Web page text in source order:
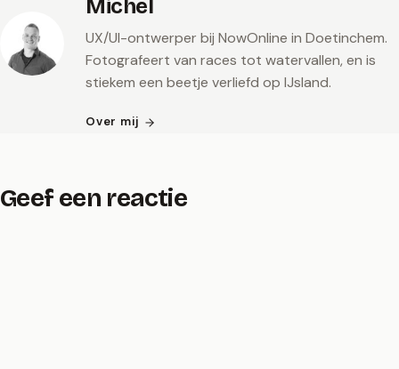
Michel
UX/UI-ontwerper bij NowOnline in Doetinchem.
Fotografeert van races tot watervallen, en is
stiekem een beetje verliefd op IJsland.
Over mij
Geef een reactie